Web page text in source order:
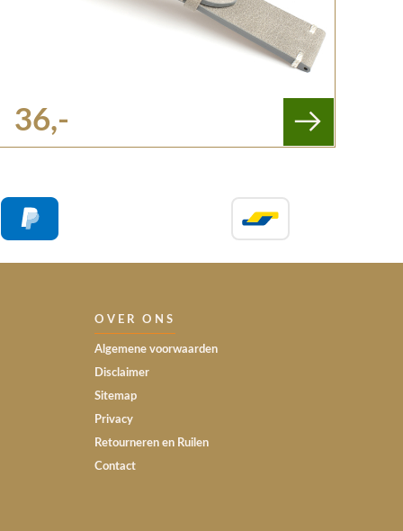
36,-
OVER ONS
Algemene voorwaarden
Disclaimer
Sitemap
Privacy
Retourneren en Ruilen
Contact